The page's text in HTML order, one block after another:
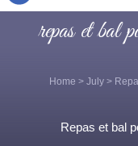
repas et bal
Home > July>
Repas et bal